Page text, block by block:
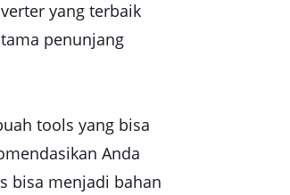
yang terbaik
penunjang
tools yang bisa
Anda
bisa menjadi bahan